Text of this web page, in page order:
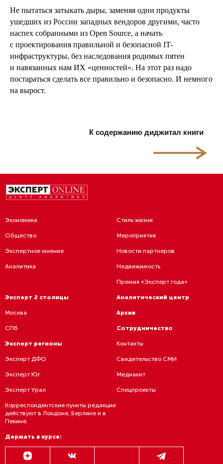
Не пытаться затыкать дыры, заменяя одни продукты
ушедших из России западных вендоров другими, часто
наспех собранными из Open Source, а начать
с проектирования правильной и безопасной IT-
инфраструктуры, без наследования родимых пятен
и навязанных нам ИХ «ценностей». На этот раз надо
постараться сделать все правильно и безопасно. И немного
на вырост.
К содержанию диджитал книги
Экономика
Общество
Экспертное мнение
Аналитика
Стиль жизни
Мероприятия
Новости партнеров
Недвижимость
Премия «Эксперт года»
Эксперт 2 столицы
Москва
СПб
Эксперт регионы
Эксперт ДФО
Эксперт Юг
Эксперт Урал
Корреспондентские пункты редакции
действуют в Лондоне, Берлине и в
Пекине.
Аналитический центр
Архив
Сотрудничество
Контакты
Свидетельство СМИ
Медиакит
Спецпроекты
Держать в курсе: